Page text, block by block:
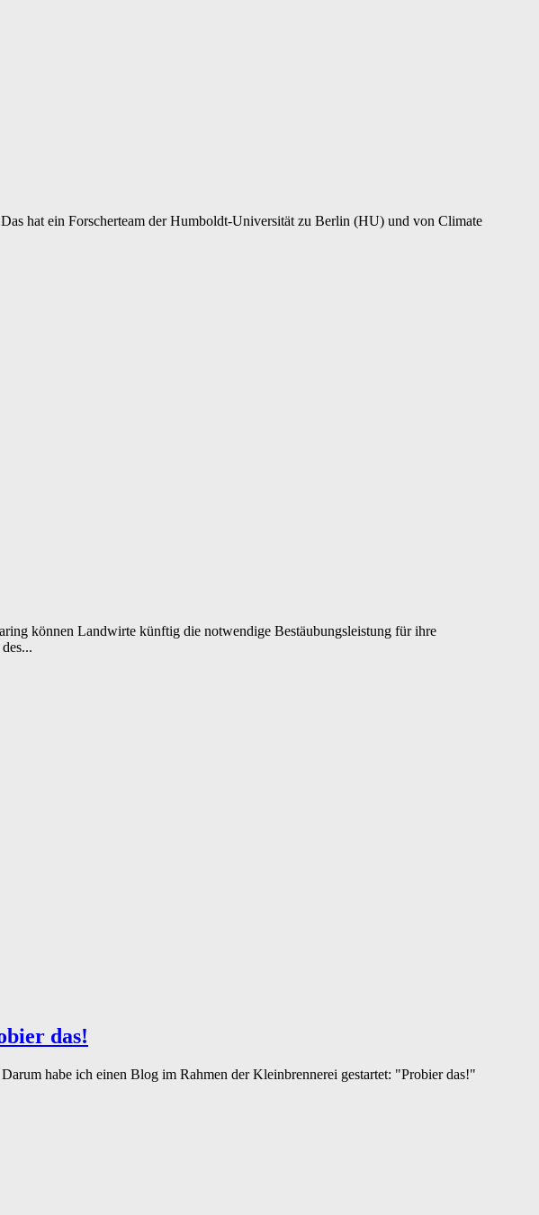
hat ein Forscherteam der Humboldt-Universität zu Berlin (HU) und von Climate
können Landwirte künftig die notwendige Bestäubungsleistung für ihre
das!
habe ich einen Blog im Rahmen der Kleinbrennerei gestartet: "Probier das!"